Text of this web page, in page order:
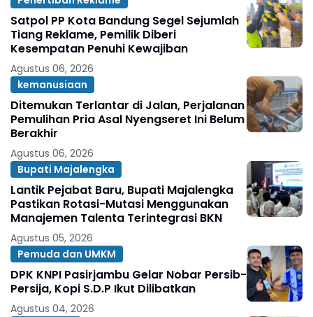
Satpol PP Kota Bandung Segel Sejumlah
Tiang Reklame, Pemilik Diberi
Kesempatan Penuhi Kewajiban
Agustus 06, 2026
kemanusiaan
Ditemukan Terlantar di Jalan, Perjalanan
Pemulihan Pria Asal Nyengseret Ini Belum
Berakhir
Agustus 06, 2026
Bupati Majalengka
Lantik Pejabat Baru, Bupati Majalengka
Pastikan Rotasi-Mutasi Menggunakan
Manajemen Talenta Terintegrasi BKN
Agustus 05, 2026
Pemuda dan UMKM
DPK KNPI Pasirjambu Gelar Nobar Persib-
Persija, Kopi S.D.P Ikut Dilibatkan
Agustus 04, 2026